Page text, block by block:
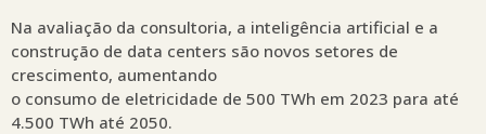
Na avaliação da consultoria, a inteligência artificial e a
construção de data centers são novos setores de
crescimento, aumentando
o consumo de eletricidade de 500 TWh em 2023 para até
4.500 TWh até 2050.